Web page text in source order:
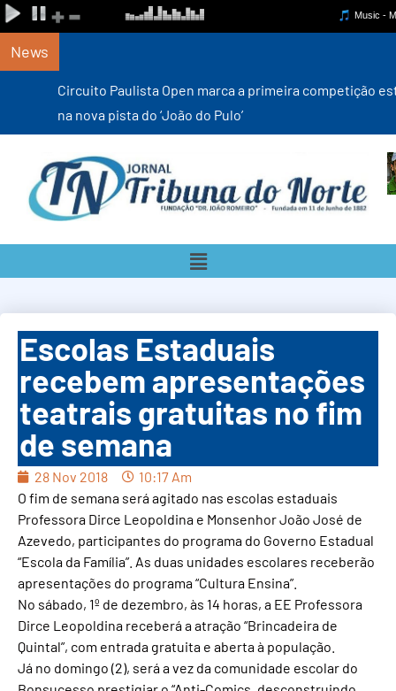
News
Circuito Paulista Open marca a primeira competição estadual
na nova pista do ‘João do Pulo’
Escolas Estaduais
recebem apresentações
teatrais gratuitas no fim
de semana
28 Nov 2018
10:17 Am
O fim de semana será agitado nas escolas estaduais
Professora Dirce Leopoldina e Monsenhor João José de
Azevedo, participantes do programa do Governo Estadual
“Escola da Família”. As duas unidades escolares receberão
apresentações do programa “Cultura Ensina”.
No sábado, 1º de dezembro, às 14 horas, a EE Professora
Dirce Leopoldina receberá a atração “Brincadeira de
Quintal”, com entrada gratuita e aberta à população.
Já no domingo (2), será a vez da comunidade escolar do